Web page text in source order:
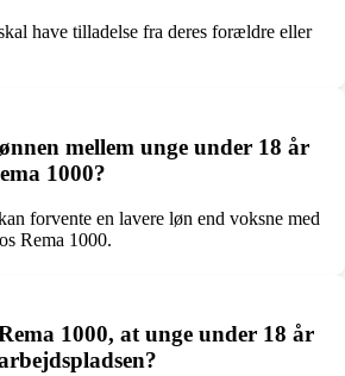
have tilladelse fra deres forældre eller
mellem unge under 18 år
1000?
forvente en lavere løn end voksne med
Rema 1000.
1000, at unge under 18 år